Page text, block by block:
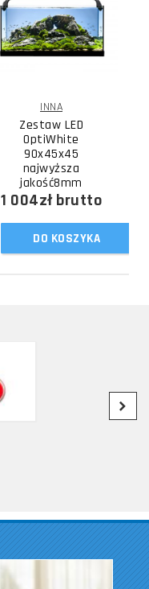
INNA
Zestaw LED
OptiWhite
90x45x45
najwyższa
jakość8mm
1 004złbrutto
DO KOSZYKA